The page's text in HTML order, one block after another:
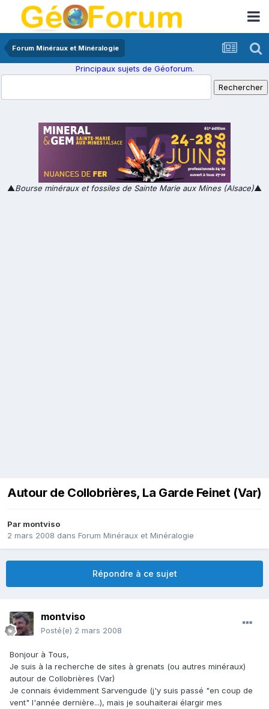
Forum Minéraux et Minéralogie
Principaux sujets de Géoforum.
▲Bourse minéraux et fossiles de Sainte Marie aux Mines (Alsace)▲
Autour de Collobrières, La Garde Feinet (Var)
Par montviso
2 mars 2008 dans Forum Minéraux et Minéralogie
Répondre à ce sujet
montviso
Posté(e) 2 mars 2008
Bonjour à Tous,
Je suis à la recherche de sites à grenats (ou autres minéraux)
autour de Collobrières (Var)
Je connais évidemment Sarvengude (j'y suis passé "en coup de
vent" l'année dernière...), mais je souhaiterai élargir mes